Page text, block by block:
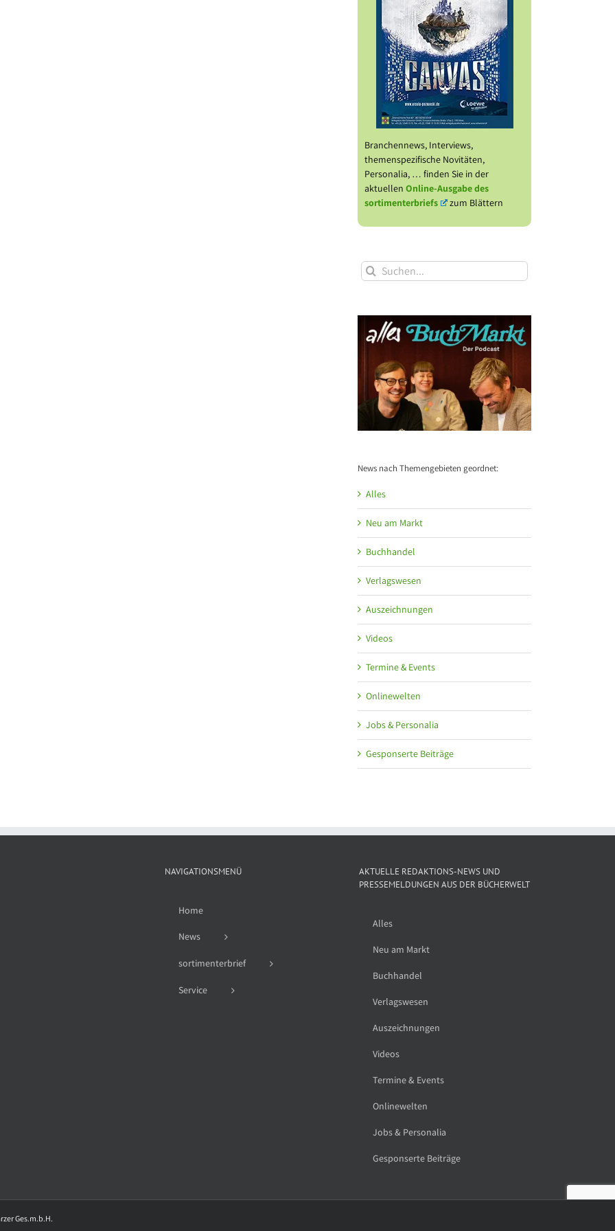
Branchennews, Interviews,
themenspezifische Novitäten,
Personalia, … finden Sie in der
aktuellen Online-Ausgabe des
sortimenterbriefs
zum Blättern
Suche
nach:
News nach Themengebieten geordnet:
Alles
Neu am Markt
Buchhandel
Verlagswesen
Auszeichnungen
Videos
Termine & Events
Onlinewelten
Jobs & Personalia
Gesponserte Beiträge
NAVIGATIONSMENÜ
Home
News
sortimenterbrief
Service
AKTUELLE REDAKTIONS-NEWS UND
PRESSEMELDUNGEN AUS DER BÜCHERWELT
Alles
Neu am Markt
Buchhandel
Verlagswesen
Auszeichnungen
Videos
Termine & Events
Onlinewelten
Jobs & Personalia
Gesponserte Beiträge
Ges.m.b.H.